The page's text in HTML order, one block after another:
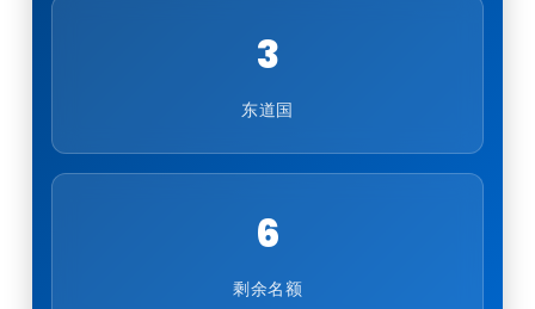
3
东道国
6
剩余名额